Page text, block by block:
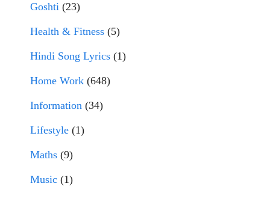
Goshti (23)
Health & Fitness (5)
Hindi Song Lyrics (1)
Home Work (648)
Information (34)
Lifestyle (1)
Maths (9)
Music (1)